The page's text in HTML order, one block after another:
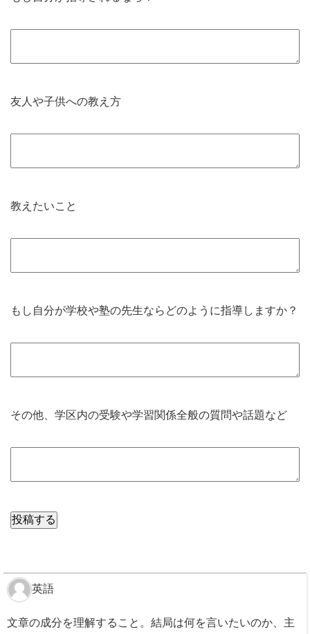
友人や子供への教え方
教えたいこと
もし自分が学校や塾の先生ならどのように指導しますか？
その他、学区内の受験や学習関係全般の質問や話題など
英語
文章の成分を理解すること。結局は何を言いたいのか、主